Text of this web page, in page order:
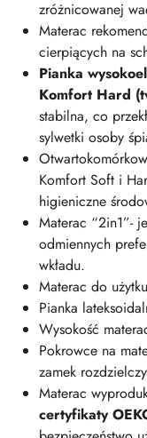
zróżnicowanej
Materac
cierpiących na
Pianka
Komfort Hard
stabilna, co
sylwetki osoby
Komfort Soft i
higieniczne
Materac “2in1”-
odmiennych
wkładu.
Materac do
Pianka
Wysokość
Pokrowce na
zamek
Materac
certyfikaty